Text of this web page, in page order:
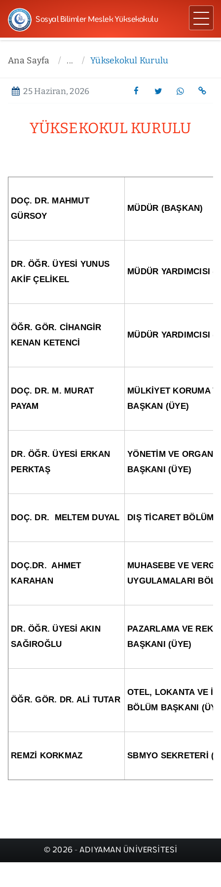
Sosyal Bilimler Meslek Yüksekokulu
Ana Sayfa ... Yüksekokul Kurulu
25 Haziran, 2026
YÜKSEKOKUL KURULU
DOÇ. DR. MAHMUT
GÜRSOY
MÜDÜR (BAŞKAN)
DR. ÖĞR. ÜYESİ YUNUS
AKİF ÇELİKEL
MÜDÜR YARDIMCISI
ÖĞR. GÖR. CİHANGİR
KENAN KETENCİ
MÜDÜR YARDIMCISI
DOÇ. DR. M. MURAT
PAYAM
MÜLKİYET KORUMA
BAŞKAN (ÜYE)
DR. ÖĞR. ÜYESİ ERKAN
PERKTAŞ
YÖNETİM VE
BAŞKANI (ÜYE)
DOÇ. DR. MELTEM DUYAL DIŞ TİCARET BÖLÜM
DOÇ.DR. AHMET
KARAHAN
MUHASEBE VE VERGİ
UYGULAMALARI
DR. ÖĞR. ÜYESİ AKIN
SAĞIROĞLU
PAZARLAMA VE
BAŞKANI (ÜYE)
ÖĞR. GÖR. DR. ALİ TUTAR
OTEL, LOKANTA VE
BÖLÜM BAŞKANI
REMZİ KORKMAZ SBMYO SEKRETERİ
© 2026 - ADIYAMAN ÜNİVERSİTESİ